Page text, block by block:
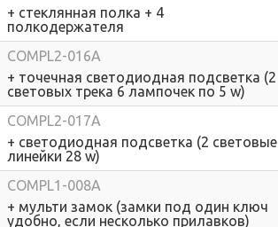
+ стеклянная полка + 4
полкодержателя
COMPL2-016A
+ точечная светодиодная подсветка (2
световых трека 6 лампочек по 5 w)
COMPL2-017A
+ светодиодная подсветка (2 световые
линейки 28 w)
COMPL1-008A
+ мульти замок (замки под один ключ
удобно, если несколько прилавков)